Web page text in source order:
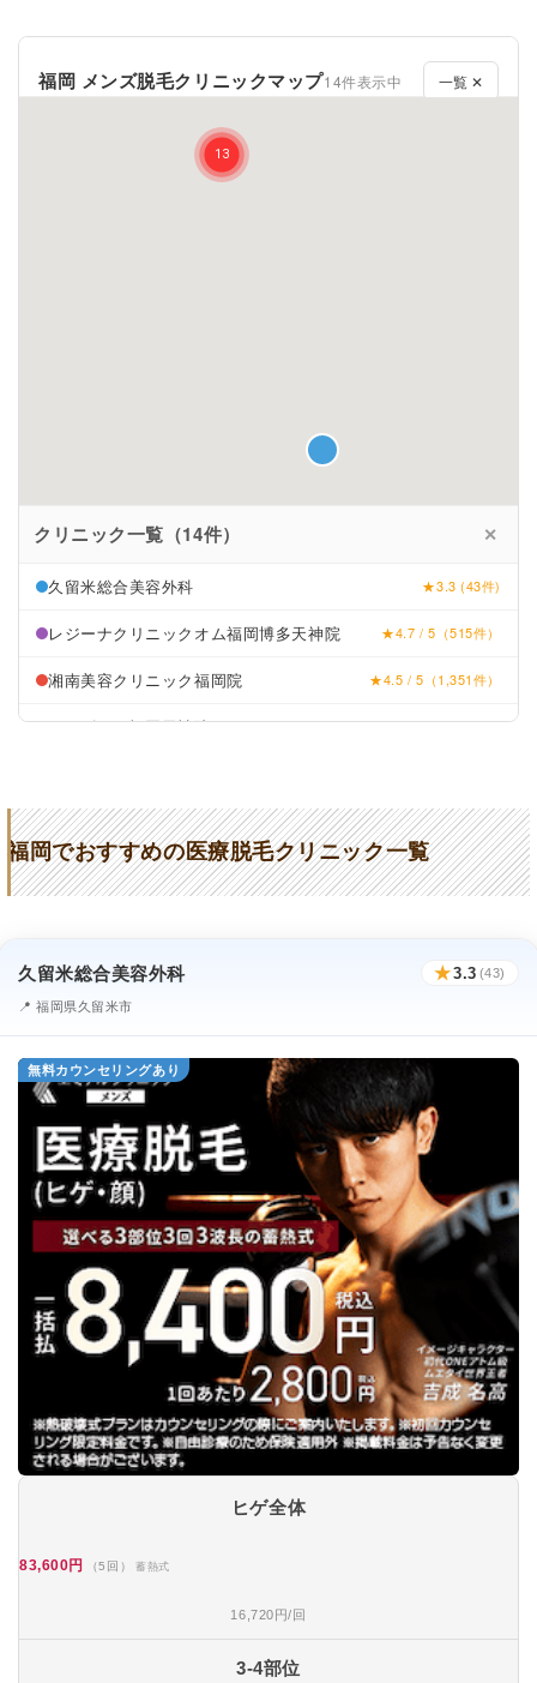
福岡 メンズ脱毛クリニックマップ14件表示中 一覧 ✕
クリニック一覧（14件） ✕
久留米総合美容外科 ★3.3 (43件)
レジーナクリニックオム福岡博多天神院 ★4.7 / 5（515件）
湘南美容クリニック福岡院 ★4.5 / 5（1,351件）
メンズリゼ福岡天神院 ★4.5 / 5（266件）
フレイアクリニックメンズ福岡天神院 ★4.8 / 5（604件）
ゴリラクリニック福岡天神院 ★4.0 / 5（128件）
共立美容外科福岡院 ★4.7 / 5（371件）
クリニーク福岡天神 ★4.6 / 5（1,344件）
赤坂クリニック ★3.1 / 5（33件）
メンズブランクリニック福岡天神院 ★4.6 / 5（327件）
あおばクリニック福岡天神院 ★3.6 / 5（50件）
福岡でおすすめの医療脱毛クリニック一覧
久留米総合美容外科 ★3.3 (43)
📍 福岡県久留米市
無料カウンセリングあり
ヒゲ全体
83,600円 （5回） 蓄熱式
16,720円/回
3-4部位